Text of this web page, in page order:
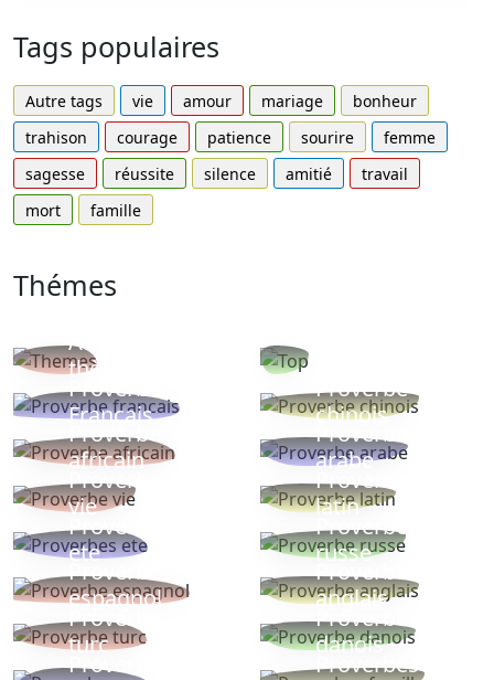
Tags populaires
Autre tags vie amour mariage
bonheur
trahison
courage patience sourire
femme
sagesse
réussite silence amitié
travail
mort
famille
Thémes
Autres
thèmes
Proverbe
Français
Proverbe
chinois
Proverbe
africain
Proverbe
arabe
Proverbe
vie
Proverbe
latin
Proverbes
ete
Proverbe
russe
Proverbe
espagnol
Proverbe
anglais
Proverbe
turc
Proverbe
danois
Proverbe
Proverbes